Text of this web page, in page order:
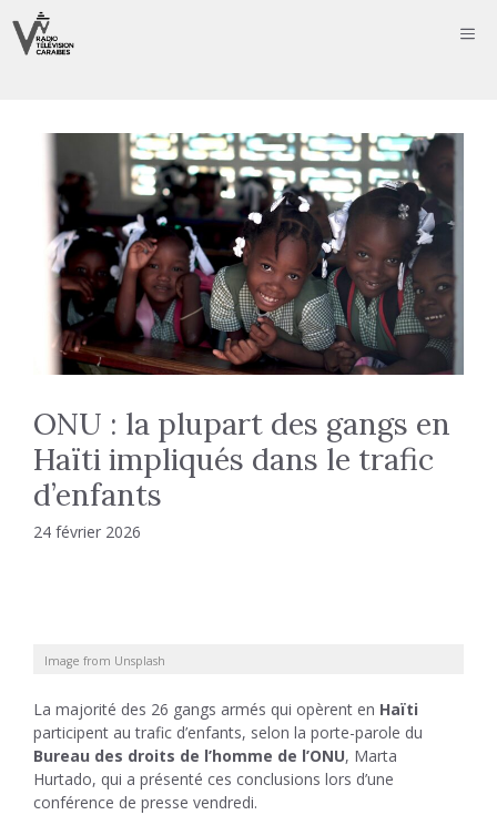
au
contenu
ONU : la plupart des gangs en
Haïti impliqués dans le trafic
d’enfants
24 février 2026
Image from Unsplash
La majorité des 26 gangs armés qui opèrent en Haïti
participent au trafic d’enfants, selon la porte-parole du
Bureau des droits de l’homme de l’ONU, Marta
Hurtado, qui a présenté ces conclusions lors d’une
conférence de presse vendredi.